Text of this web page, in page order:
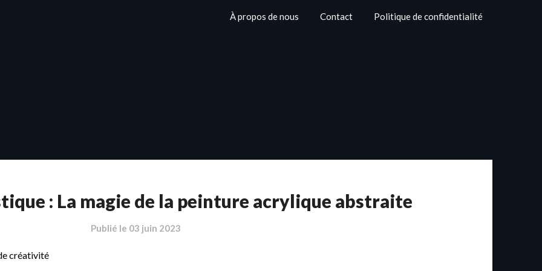
À propos de nous Contact Politique de confidentialité
: La magie de la peinture acrylique abstraite
Publié le 03 juin 2023
créativité